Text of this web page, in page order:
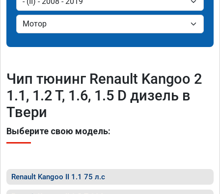
Чип тюнинг Renault Kangoo 2
1.1, 1.2 T, 1.6, 1.5 D дизель в
Твери
Выберите свою модель:
Renault Kangoo II 1.1 75 л.с